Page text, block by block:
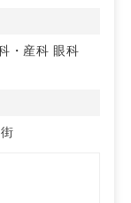
・産科 眼科